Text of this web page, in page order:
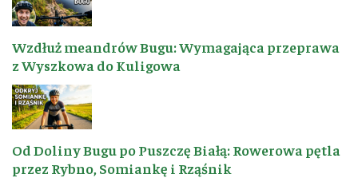
Wzdłuż meandrów Bugu: Wymagająca przeprawa
z Wyszkowa do Kuligowa
Od Doliny Bugu po Puszczę Białą: Rowerowa pętla
przez Rybno, Somiankę i Rząśnik